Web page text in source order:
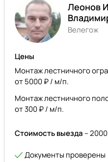
Леонов
Велегож
Цены
Монтаж лестничного
от 5000 ₽ / м/п.
Монтаж лестничного
от 300 ₽ / м/п.
Стоимость выезда –
Документы проверены